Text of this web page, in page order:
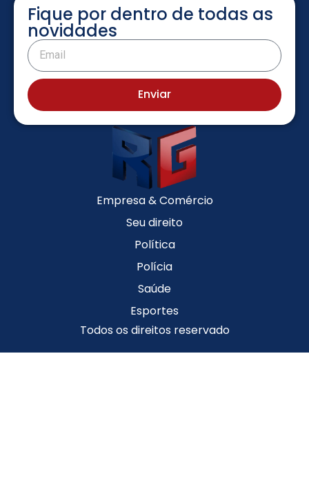
Fique por dentro de todas as
novidades
Enviar
Empresa & Comércio
Seu direito
Política
Polícia
Saúde
Esportes
Todos os direitos reservado